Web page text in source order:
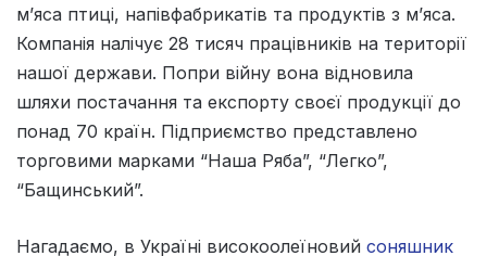
м’яса птиці, напівфабрикатів та продуктів з м’яса.
Компанія налічує 28 тисяч працівників на території
нашої держави. Попри війну вона відновила
шляхи постачання та експорту своєї продукції до
понад 70 країн. Підприємство представлено
торговими марками “Наша Ряба”, “Легко”,
“Бащинський”.
Нагадаємо, в Україні високоолеїновий соняшник